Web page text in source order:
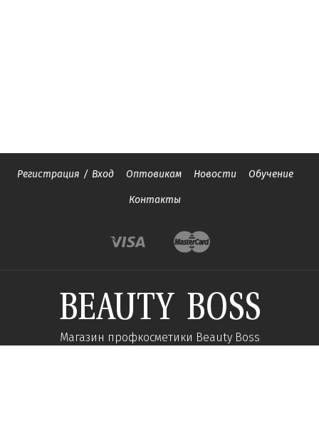
Регистрация / Вход Оптовикам Новости Обучение
Контакты
Магазин профкосметики Beauty Boss